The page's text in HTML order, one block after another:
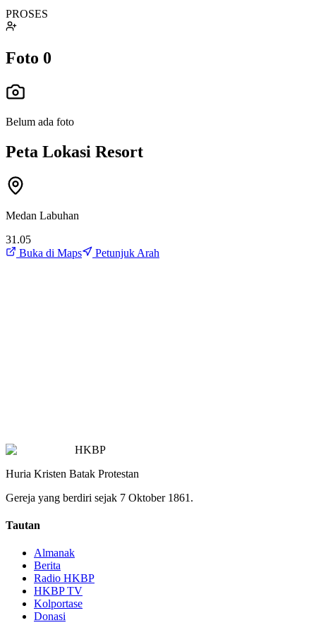
PROSES
Foto 0
Belum ada foto
Peta Lokasi Resort
Medan Labuhan
31.05
Buka di Maps
Petunjuk Arah
HKBP
Huria Kristen Batak Protestan
Gereja yang berdiri sejak 7 Oktober 1861.
Tautan
Almanak
Berita
Radio HKBP
HKBP TV
Kolportase
Donasi